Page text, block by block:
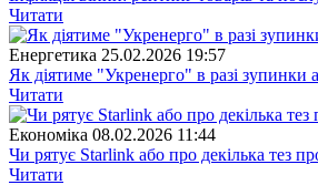
Читати
Енергетика 25.02.2026 19:57
Як діятиме "Укренерго" в разі зупинки
Читати
Економіка 08.02.2026 11:44
Чи рятує Starlink або про декілька тез
Читати